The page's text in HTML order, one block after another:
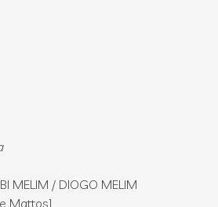
MELIM / DIOGO MELIM
Mattos]